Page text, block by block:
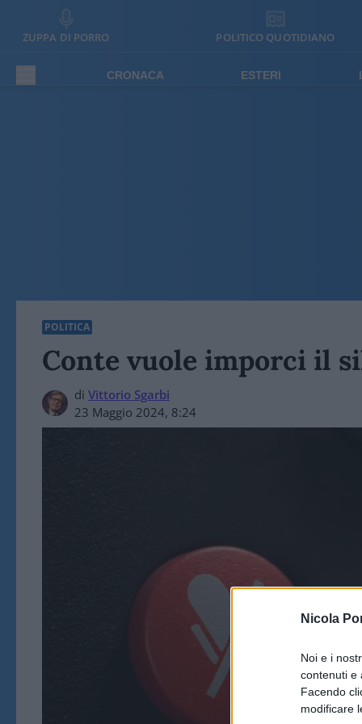
Nicola
Noi e i
contenuti e
Facendo
modificare
ZUPPA DI PORRO POLITICO QUOTIDIANO
CRONACA ESTERI
POLITICA
Conte vuole imporci il
di Vittorio Sgarbi
23 Maggio 2024, 8:24